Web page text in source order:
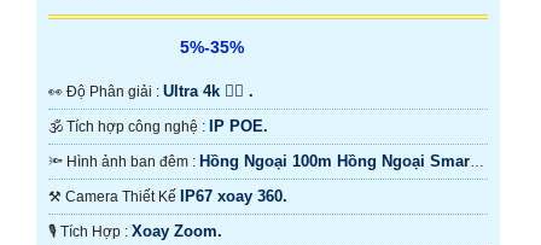
5%-35%
️👀 Độ Phân giải : Ultra 4k 👍🏾 .
🕉️ Tích hợp công nghệ : IP POE.
🔦 Hình ảnh ban đêm : Hồng Ngoại 100m Hồng Ngoại Smart
IR.⚒ Camera Thiết Kế IP67 xoay 360.
️🎙 Tích Hợp : Xoay Zoom.